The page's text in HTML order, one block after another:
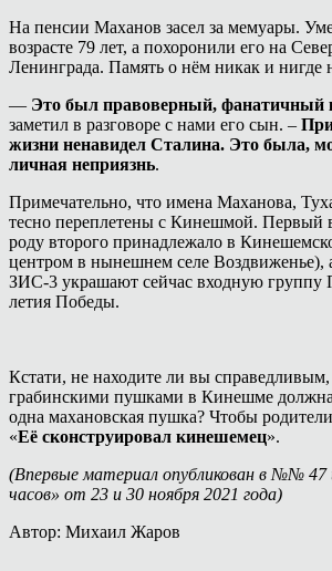
На пенсии Маханов засел за мемуары.
возрасте 79 лет, а похоронили его на
Ленинграда. Память о нём никак и нигде
— Это был правоверный, фанатичный
заметил в разговоре с нами его сын. –
жизни ненавидел Сталина. Это была,
личная неприязнь.
Примечательно, что имена Маханова,
тесно переплетены с Кинешмой. Первый
роду второго принадлежало в
центром в нынешнем селе Воздвиженье),
ЗИС-3 украшают сейчас входную группу
летия Победы.
Кстати, не находите ли вы
грабинскими пушками в Кинешме должна
одна махановская пушка? Чтобы
«Её сконструировал кинешемец».
(Впервые материал опубликован в №№ 47
часов» от 23 и 30 ноября 2021 года)
Автор: Михаил Жаров